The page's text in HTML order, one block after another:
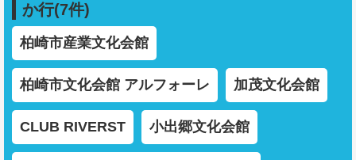
か行(7件)
柏崎市産業文化会館
柏崎市文化会館 アルフォーレ 加茂文化会館
CLUB RIVERST 小出郷文化会館